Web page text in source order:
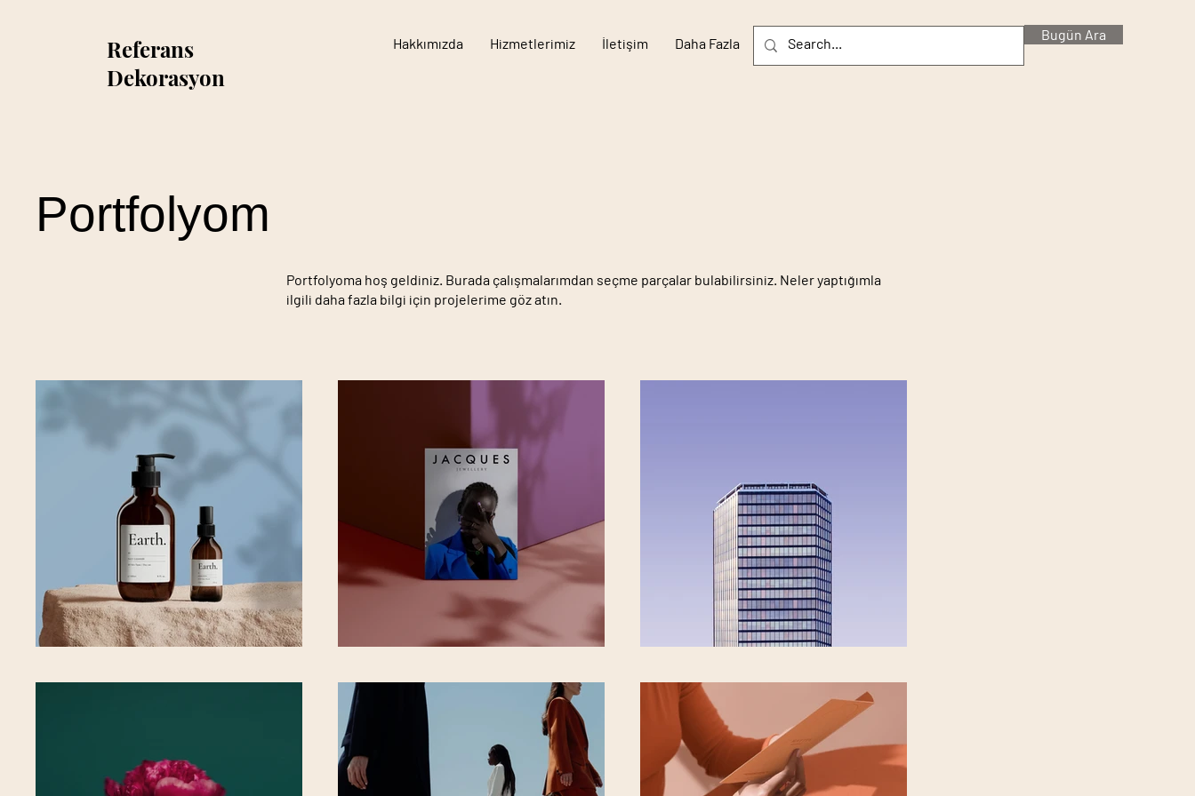
Referans
Dekorasyon
Hakkımızda Hizmetlerimiz İletişim Daha Fazla
Bugün Ara
Portfolyom
Portfolyoma hoş geldiniz. Burada çalışmalarımdan seçme parçalar bulabilirsiniz. Neler yaptığımla
ilgili daha fazla bilgi için projelerime göz atın.